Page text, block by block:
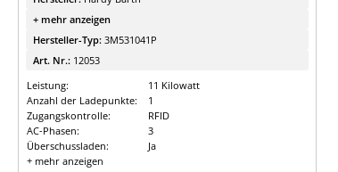
+ mehr anzeigen
Hersteller-Typ: 3M531041P
Art. Nr.: 12053
Leistung:
11 Kilowatt
Anzahl der Ladepunkte:
1
Zugangskontrolle:
RFID
AC-Phasen:
3
Überschussladen:
Ja
+ mehr anzeigen